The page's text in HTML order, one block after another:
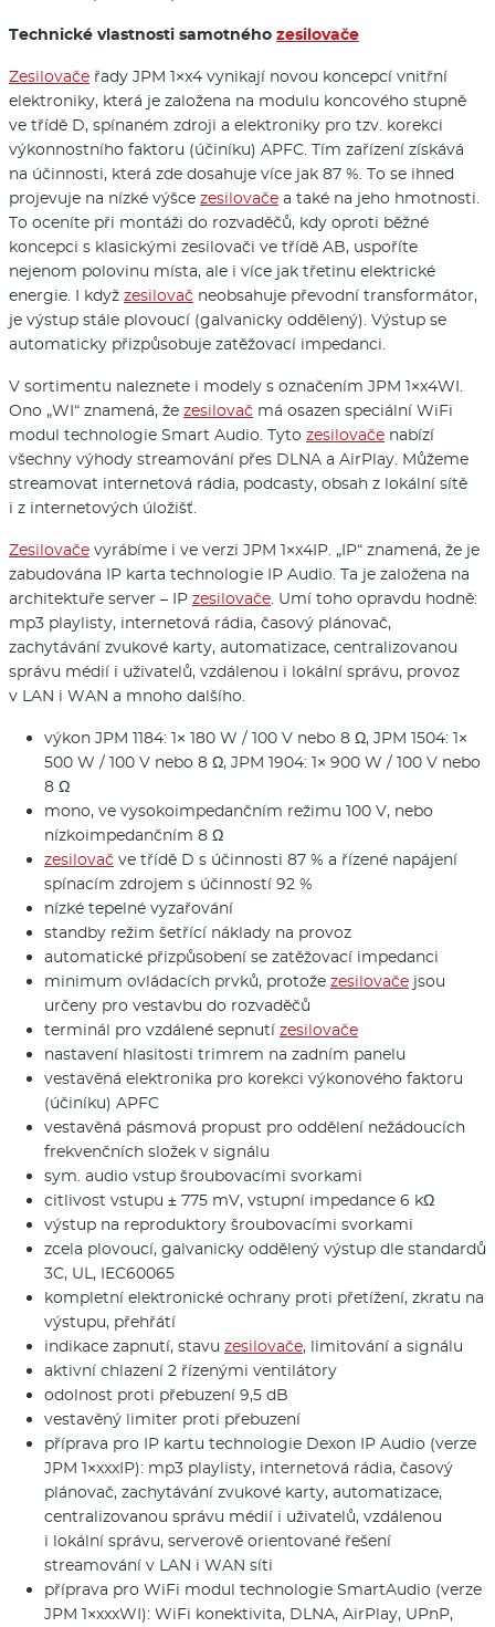
Technické vlastnosti samotného zesilovače
Zesilovače řady JPM 1×x4 vynikají novou koncepcí vnitřní
elektroniky, která je založena na modulu koncového stupně
ve třídě D, spínaném zdroji a elektroniky pro tzv. korekci
výkonnostního faktoru (účiníku) APFC. Tím zařízení získává
na účinnosti, která zde dosahuje více jak 87 %. To se ihned
projevuje na nízké výšce zesilovače a také na jeho hmotnosti.
To oceníte při montáži do rozvaděčů, kdy oproti běžné
koncepci s klasickými zesilovači ve třídě AB, uspoříte
nejenom polovinu místa, ale i více jak třetinu elektrické
energie. I když zesilovač neobsahuje převodní transformátor,
je výstup stále plovoucí (galvanicky oddělený). Výstup se
automaticky přizpůsobuje zatěžovací impedanci.
V sortimentu naleznete i modely s označením JPM 1×x4WI.
Ono „WI“ znamená, že zesilovač má osazen speciální WiFi
modul technologie Smart Audio. Tyto zesilovače nabízí
všechny výhody streamování přes DLNA a AirPlay. Můžeme
streamovat internetová rádia, podcasty, obsah z lokální sítě
i z internetových úložišť.
Zesilovače vyrábíme i ve verzi JPM 1×x4IP. „IP“ znamená, že je
zabudována IP karta technologie IP Audio. Ta je založena na
architektuře server – IP zesilovače. Umí toho opravdu hodně:
mp3 playlisty, internetová rádia, časový plánovač,
zachytávání zvukové karty, automatizace, centralizovanou
správu médií i uživatelů, vzdálenou i lokální správu, provoz
v LAN i WAN a mnoho dalšího.
výkon JPM 1184: 1× 180 W / 100 V nebo 8 Ω, JPM 1504: 1×
500 W / 100 V nebo 8 Ω, JPM 1904: 1× 900 W / 100 V nebo
8 Ω
mono, ve vysokoimpedančním režimu 100 V, nebo
nízkoimpedančním 8 Ω
zesilovač ve třídě D s účinnosti 87 % a řízené napájení
spínacím zdrojem s účinností 92 %
nízké tepelné vyzařování
standby režim šetřící náklady na provoz
automatické přizpůsobení se zatěžovací impedanci
minimum ovládacích prvků, protože zesilovače jsou
určeny pro vestavbu do rozvaděčů
terminál pro vzdálené sepnutí zesilovače
nastavení hlasitosti trimrem na zadním panelu
vestavěná elektronika pro korekci výkonového faktoru
(účiníku) APFC
vestavěná pásmová propust pro oddělení nežádoucích
frekvenčních složek v signálu
sym. audio vstup šroubovacími svorkami
citlivost vstupu ± 775 mV, vstupní impedance 6 kΩ
výstup na reproduktory šroubovacími svorkami
zcela plovoucí, galvanicky oddělený výstup dle standardů
3C, UL, IEC60065
kompletní elektronické ochrany proti přetížení, zkratu na
výstupu, přehřátí
indikace zapnutí, stavu zesilovače, limitování a signálu
aktivní chlazení 2 řízenými ventilátory
odolnost proti přebuzení 9,5 dB
vestavěný limiter proti přebuzení
příprava pro IP kartu technologie Dexon IP Audio (verze
JPM 1×xxxIP): mp3 playlisty, internetová rádia, časový
plánovač, zachytávání zvukové karty, automatizace,
centralizovanou správu médií i uživatelů, vzdálenou
i lokální správu, serverově orientované řešení
streamování v LAN i WAN síti
příprava pro WiFi modul technologie SmartAudio (verze
JPM 1×xxxWI): WiFi konektivita, DLNA, AirPlay, UPnP,